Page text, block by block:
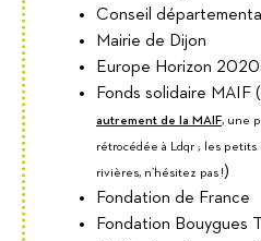
Conseil
Mairie de Dijon
Europe Horizon 2020
Fonds solidaire MAIF (
autrement de la MAIF, une
rétrocédée à Ldqr ; les petits
rivières, n’hésitez pas !)
Fondation de France
Fondation Bouygues